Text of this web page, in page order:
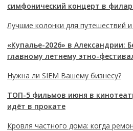
симфонический концерт в
Лучшие колонки для путешествий
«Купалье-2026» в Александрии:
главному летнему этно-
Нужна ли SIEM Вашему бизнесу?
ТОП-5 фильмов июня в
идёт в прокате
Кровля частного дома: когда